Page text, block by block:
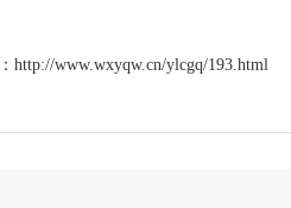
http://www.wxyqw.cn/ylcgq/193.html